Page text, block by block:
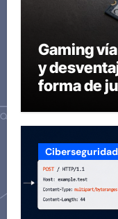
Gaming
y
forma de
Ciberseguridad